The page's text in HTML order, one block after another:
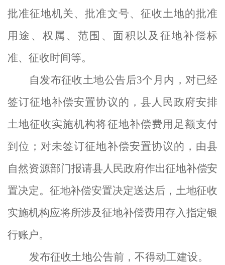
批准征地机关、批准文号、征收土地的批准
用途、权属、范围、面积以及征地补偿标
准、征收时间等。
自发布征收土地公告后3个月内，对已经
签订征地补偿安置协议的 ， 县 人民政府安排
土地征收实施机构将征地补偿费用足额支付
到位 ； 对未签订征地补偿安置协议的，由县
自然资源部门报请县人民政府作出征地补偿安
置决定。征地补偿安置决定送达后， 土地征收
实施机构应将所涉及征地补偿费用存入指定银
行账户。
发布征收土地公告前，不得动工建设。